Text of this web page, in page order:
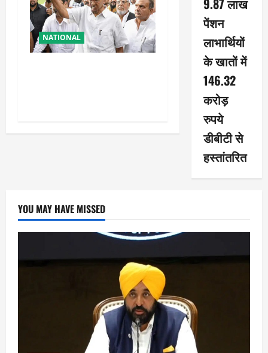
NATIONAL
9.87 लाख
पेंशन
लाभार्थियों
के खातों में
146.32
करोड़
रुपये
डीबीटी से
हस्तांतरित
YOU MAY HAVE MISSED